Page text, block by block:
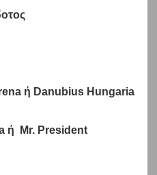
ή Danubius Hungaria
ή Mr. President